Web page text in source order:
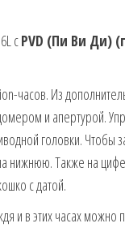
сPVD (Пи Ви Ди)
часов. Из
и апертурой.
головки. Чтобы
нижнюю. Также на
с датой.
и в этих часах можно